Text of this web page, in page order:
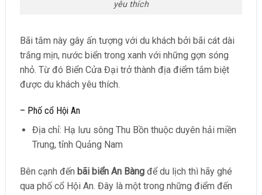
yêu thích
Bãi tắm này gây ấn tượng với du khách bởi bãi cát dài
trắng mịn, nước biển trong xanh với những gợn sóng
nhỏ. Từ đó Biển Cửa Đại trở thành địa điểm tắm biệt
được du khách yêu thích.
– Phố cổ Hội An
Địa chỉ: Hạ lưu sông Thu Bồn thuộc duyên hải miền
Trung, tỉnh Quảng Nam
Bên cạnh đến bãi biển An Bàngđể du lịch thì hãy ghé
qua phố cổ Hội An. Đây là một trong những điểm đến